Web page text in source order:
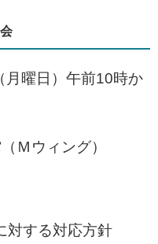
曜日）午前10時か
ウィング）
する対応方針